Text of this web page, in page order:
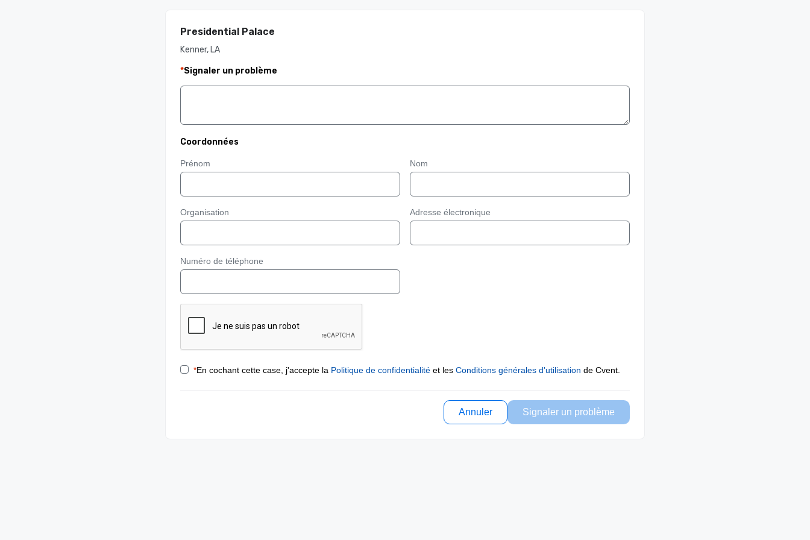
Presidential Palace
Kenner, LA
*Signaler un problème
Coordonnées
Prénom Nom
Organisation Adresse électronique
Numéro de téléphone
*En cochant cette case, j'accepte la Politique de confidentialité et les Conditions générales d'utilisation de Cvent.
Annuler Signaler un problème